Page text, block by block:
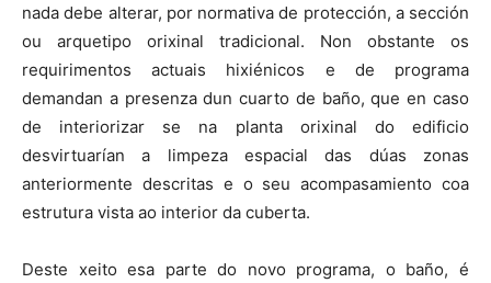
nada debe alterar, por normativa de protección, a sección
ou arquetipo orixinal tradicional. Non obstante os
requirimentos actuais hixiénicos e de programa
demandan a presenza dun cuarto de baño, que en caso
de interiorizar se na planta orixinal do edificio
desvirtuarían a limpeza espacial das dúas zonas
anteriormente descritas e o seu acompasamiento coa
estrutura vista ao interior da cuberta.
Deste xeito esa parte do novo programa, o baño, é